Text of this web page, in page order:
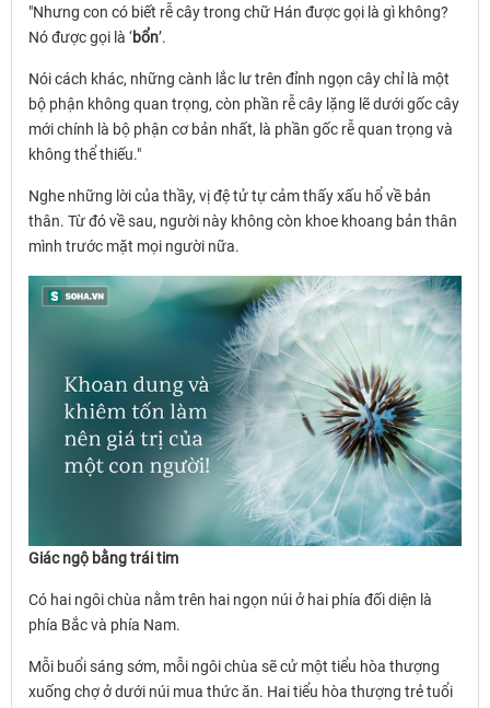
"Nhưng con có biết rễ cây trong chữ Hán được gọi là gì không?
Nó được gọi là ‘bổn’.
Nói cách khác, những cành lắc lư trên đỉnh ngọn cây chỉ là một
bộ phận không quan trọng, còn phần rễ cây lặng lẽ dưới gốc cây
mới chính là bộ phận cơ bản nhất, là phần gốc rễ quan trọng và
không thể thiếu."
Nghe những lời của thầy, vị đệ tử tự cảm thấy xấu hổ về bản
thân. Từ đó về sau, người này không còn khoe khoang bản thân
mình trước mặt mọi người nữa.
Giác ngộ bằng trái tim
Có hai ngôi chùa nằm trên hai ngọn núi ở hai phía đối diện là
phía Bắc và phía Nam.
Mỗi buổi sáng sớm, mỗi ngôi chùa sẽ cử một tiểu hòa thượng
xuống chợ ở dưới núi mua thức ăn. Hai tiểu hòa thượng trẻ tuổi